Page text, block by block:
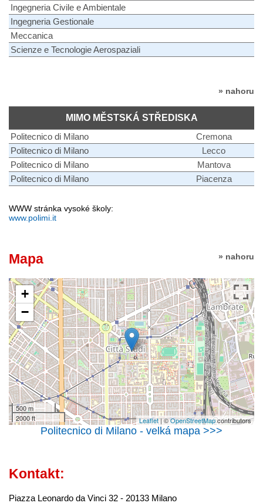
Ingegneria Civile e Ambientale
Ingegneria Gestionale
Meccanica
Scienze e Tecnologie Aerospaziali
» nahoru
MIMO MĚSTSKÁ STŘEDISKA
Politecnico di Milano
Cremona
Politecnico di Milano
Lecco
Politecnico di Milano
Mantova
Politecnico di Milano
Piacenza
WWW stránka vysoké školy:
www.polimi.it
» nahoru
Mapa
+
−
500 m
2000 ft
Leaflet| ©OpenStreetMapcontributors
Politecnico di Milano - velká mapa >>>
Kontakt:
Piazza Leonardo da Vinci 32 - 20133 Milano